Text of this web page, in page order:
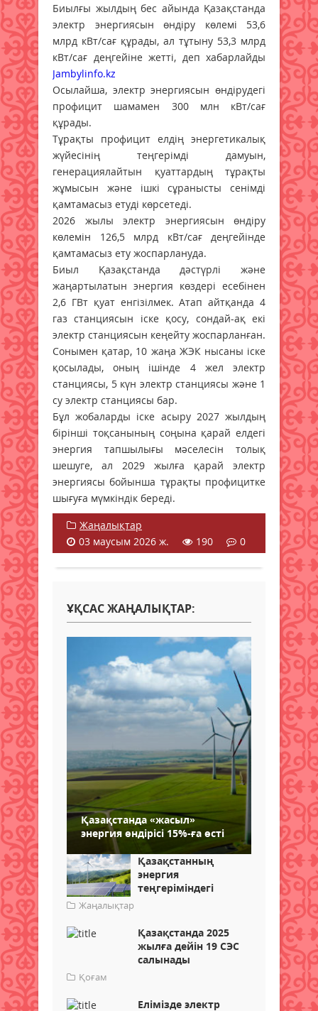
Биылғы жылдың бес айында Қазақстанда
электр энергиясын өндіру көлемі 53,6
млрд кВт/сағ құрады, ал тұтыну 53,3 млрд
кВт/сағ деңгейіне жетті, деп хабарлайды
Jambylinfo.kz
Осылайша, электр энергиясын өндірудегі
профицит шамамен 300 млн кВт/сағ
құрады.
Тұрақты профицит елдің энергетикалық
жүйесінің теңгерімді дамуын,
генерациялайтын қуаттардың тұрақты
жұмысын және ішкі сұранысты сенімді
қамтамасыз етуді көрсетеді.
2026 жылы электр энергиясын өндіру
көлемін 126,5 млрд кВт/сағ деңгейінде
қамтамасыз ету жоспарлануда.
Биыл Қазақстанда дәстүрлі және
жаңартылатын энергия көздері есебінен
2,6 ГВт қуат енгізілмек. Атап айтқанда 4
газ станциясын іске қосу, сондай-ақ екі
электр станциясын кеңейту жоспарланған.
Сонымен қатар, 10 жаңа ЖЭК нысаны іске
қосылады, оның ішінде 4 жел электр
станциясы, 5 күн электр станциясы және 1
су электр станциясы бар.
Бұл жобаларды іске асыру 2027 жылдың
бірінші тоқсанының соңына қарай елдегі
энергия тапшылығы мәселесін толық
шешуге, ал 2029 жылға қарай электр
энергиясы бойынша тұрақты профицитке
шығуға мүмкіндік береді.
Жаңалықтар
03 маусым 2026 ж.
190 0
ҰҚСАС ЖАҢАЛЫҚТАР:
Қазақстанда «жасыл»
энергия өндірісі 15%-ға өсті
Қазақстанның
энергия
теңгеріміндегі
Жаңалықтар
Қазақстанда 2025
жылға дейін 19 СЭС
салынады
Қоғам
Елімізде электр